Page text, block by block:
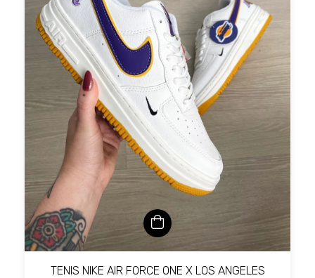
TENIS NIKE AIR FORCE ONE X LOS ANGELES